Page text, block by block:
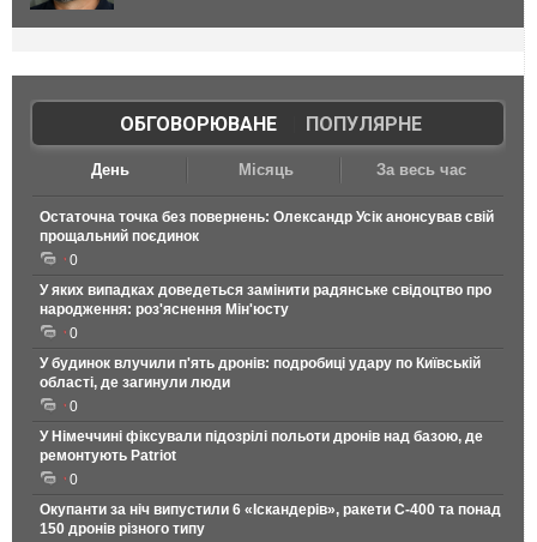
ОБГОВОРЮВАНЕ| ПОПУЛЯРНЕ
День Місяць За весь час
Остаточна точка без повернень: Олександр Усік анонсував свій
прощальний поєдинок
0
У яких випадках доведеться замінити радянське свідоцтво про
народження: роз'яснення Мін'юсту
0
У будинок влучили п'ять дронів: подробиці удару по Київській
області, де загинули люди
0
У Німеччині фіксували підозрілі польоти дронів над базою, де
ремонтують Patriot
0
Окупанти за ніч випустили 6 «Іскандерів», ракети С-400 та понад
150 дронів різного типу